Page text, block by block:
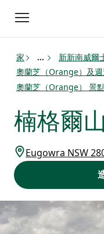
Toggle
navigation
家 ... 新新南威爾
奧蘭芝（Orange）及
奧蘭芝（Orange） 景
楠格爾
Eugowra NSW